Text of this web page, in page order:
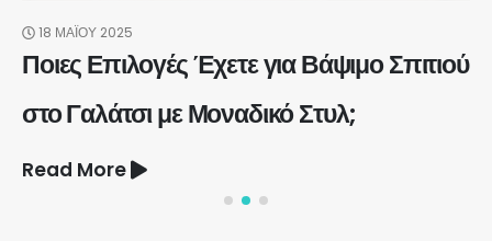
18 ΜΑΪ́ΟΥ 2025
Ποιες Επιλογές Έχετε για Βάψιμο Σπιτιού
στο Γαλάτσι με Μοναδικό Στυλ;
Read More